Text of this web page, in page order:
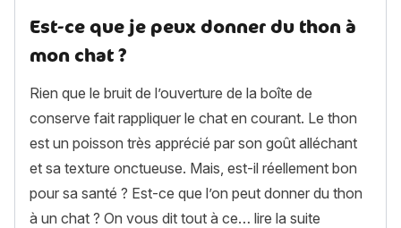
Est-ce que je peux donner du thon à
mon chat ?
Rien que le bruit de l’ouverture de la boîte de
conserve fait rappliquer le chat en courant. Le thon
est un poisson très apprécié par son goût alléchant
et sa texture onctueuse. Mais, est-il réellement bon
pour sa santé ? Est-ce que l’on peut donner du thon
à un chat ? On vous dit tout à ce… lire la suite